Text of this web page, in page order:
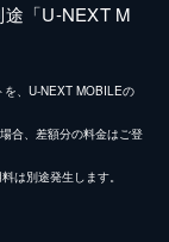
「U-NEXT M
、U-NEXT MOBILEの
合、差額分の料金はご登
は別途発生します。